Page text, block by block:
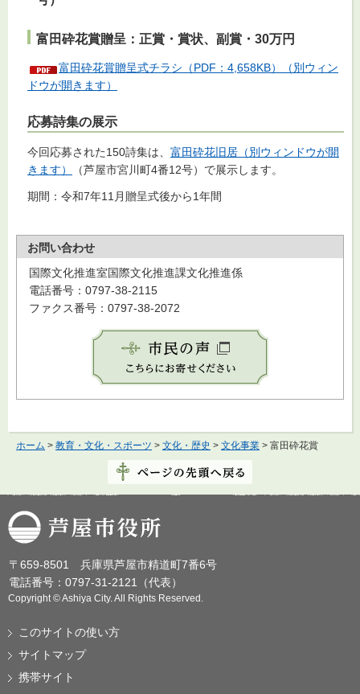
富田砕花賞贈呈：正賞・賞状、副賞・30万円
富田砕花賞贈呈式チラシ（PDF：4,658KB）（別ウィン
ドウが開きます）
応募詩集の展示
今回応募された150詩集は、 富田砕花旧居（別ウィンドウが開
きます）
（芦屋市宮川町4番12号）で展示します。
期間：令和7年11月贈呈式後から1年間
お問い合わせ
国際文化推進室国際文化推進課文化推進係
電話番号：0797-38-2115
ファクス番号：0797-38-2072
ホーム > 教育・文化・スポーツ > 文化・歴史 > 文化事業 > 富田砕花賞
芦屋市役所
〒659-8501 兵庫県芦屋市精道町7番6号
電話番号：0797-31-2121（代表）
Copyright © Ashiya City. All Rights Reserved.
このサイトの使い方
サイトマップ
携帯サイト